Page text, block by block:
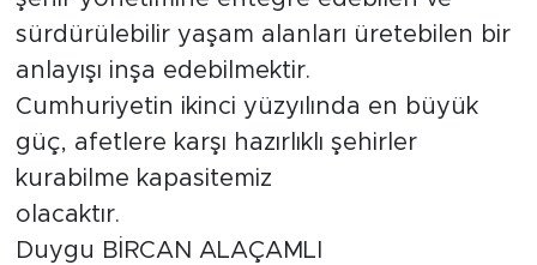
sürdürülebilir yaşam alanları üretebilen bir
anlayışı inşa edebilmektir.
Cumhuriyetin ikinci yüzyılında en büyük
güç, afetlere karşı hazırlıklı şehirler
kurabilme kapasitemiz
olacaktır.
Duygu BİRCAN ALAÇAMLI